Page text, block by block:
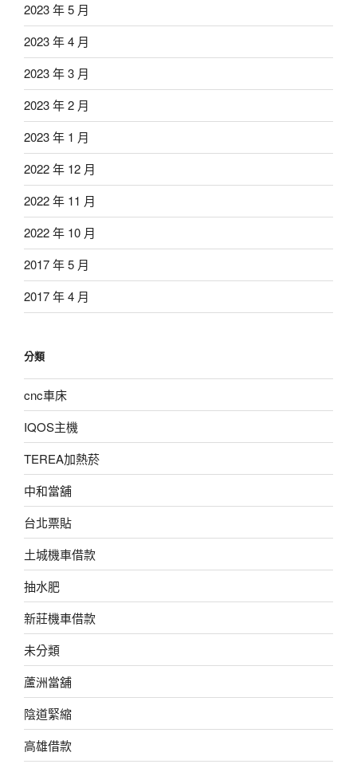
2023 年 5 月
2023 年 4 月
2023 年 3 月
2023 年 2 月
2023 年 1 月
2022 年 12 月
2022 年 11 月
2022 年 10 月
2017 年 5 月
2017 年 4 月
分類
cnc車床
IQOS主機
TEREA加熱菸
中和當舖
台北票貼
土城機車借款
抽水肥
新莊機車借款
未分類
蘆洲當舖
陰道緊縮
高雄借款